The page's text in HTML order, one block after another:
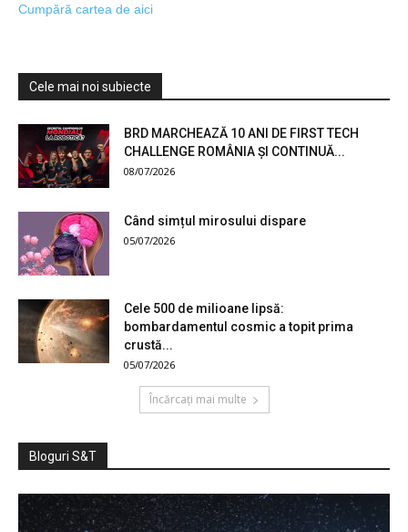
Cumpără cartea de aici
Cele mai noi subiecte
BRD MARCHEAZĂ 10 ANI DE FIRST TECH
CHALLENGE ROMÂNIA ȘI CONTINUĂ...
08/07/2026
Când simțul mirosului dispare
05/07/2026
Cele 500 de milioane lipsă:
bombardamentul cosmic a topit prima
crustă...
05/07/2026
Încărcați mai multe
Bloguri S&T